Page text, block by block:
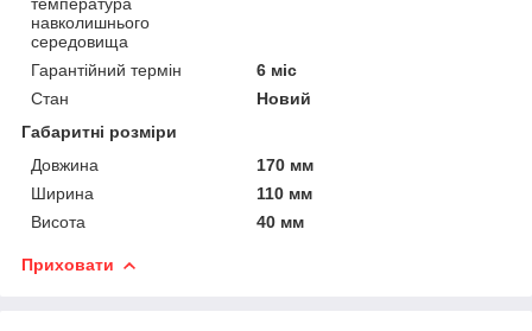
навколишнього
середовища
Гарантійний термін
6 міс
Стан
Новий
Габаритні розміри
Довжина
170 мм
Ширина
110 мм
Висота
40 мм
Приховати